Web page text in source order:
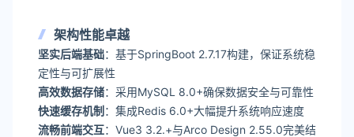
架构性能卓越
坚实后端基础：基于SpringBoot 2.7.17构建，保证系统稳
定性与可扩展性
高效数据存储：采用MySQL 8.0+确保数据安全与可靠性
快速缓存机制 ：集成Redis 6.0+大幅提升系统响应速度
流畅前端交互：Vue3 3.2.+与Arco Design 2.55.0完美结